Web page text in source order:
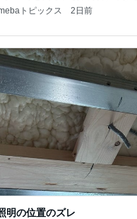
トピックス 2日前
明の位置のズレ